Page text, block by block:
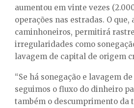
aumentou em vinte vezes
operações nas estradas. O
caminhoneiros, permitirá
irregularidades como
lavagem de capital de origem
“Se há sonegação e lavagem
seguimos o fluxo do dinheiro
também o descumprimento da